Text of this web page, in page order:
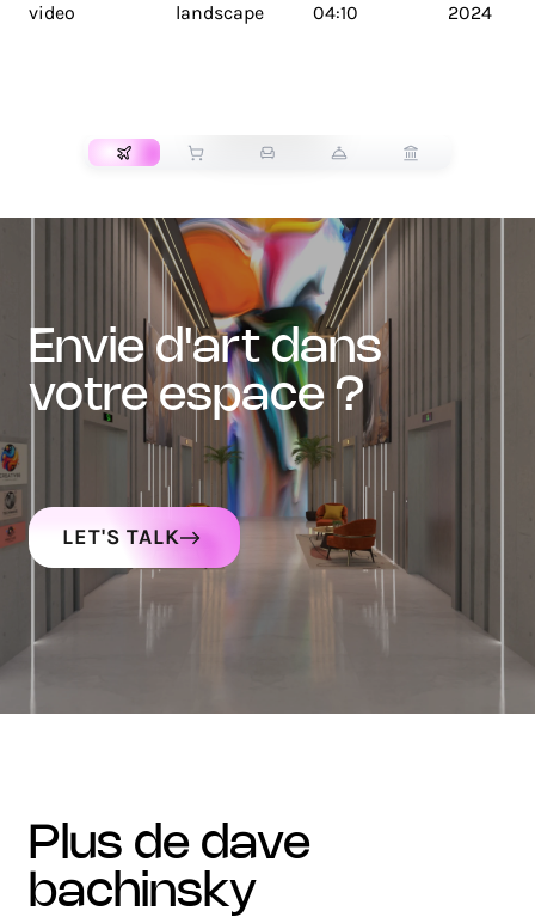
video
landscape
04:10
2024
envie d'art dans
votre espace ?
LET'S TALK
plus de dave
bachinsky